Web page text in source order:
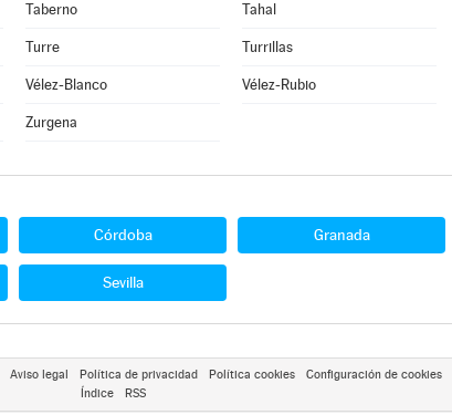
Taberno Tahal
Turre Turrillas
Vélez-Blanco Vélez-Rubio
Zurgena
Córdoba Granada
Sevilla
Aviso legal Política de privacidad Política cookies Configuración de cookies
Índice
RSS